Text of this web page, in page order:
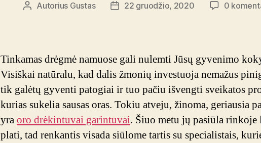
ĮrašoAutorius Gustas
Įrašo22 gruodžio, 2020 0
Tinkamas drėgmė namuose gali nulemti Jūsų gyvenimo
Visiškai natūralu, kad dalis žmonių investuoja nemažus
tik galėtų gyventi patogiai ir tuo pačiu išvengti sveikatos
kurias sukelia sausas oras. Tokiu atveju, žinoma, geriausia
yraoro drėkintuvai garintuvai. Šiuo metu jų pasiūla rinkoje
plati, tad renkantis visada siūlome tartis su specialistais,